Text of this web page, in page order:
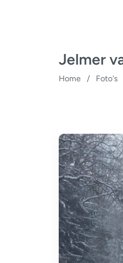
Jelmer
Home / Foto's